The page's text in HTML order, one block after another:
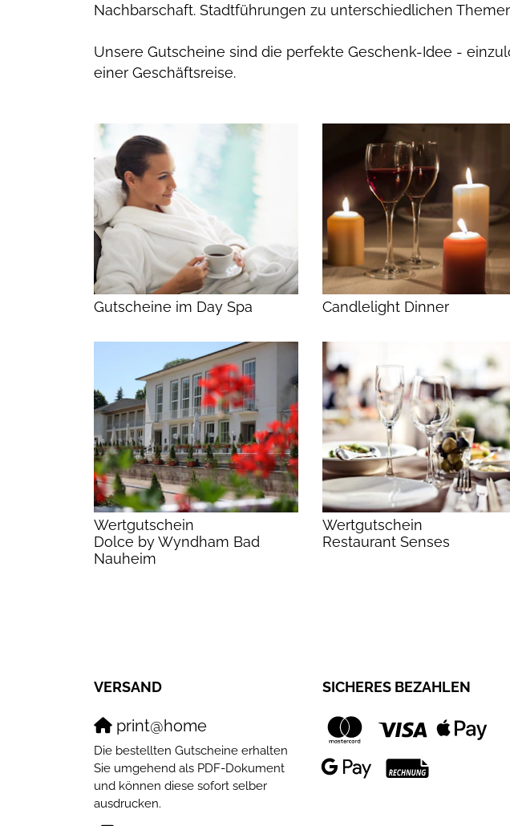
Nachbarschaft. Stadtführungen zu unterschiedlichen
Unsere Gutscheine sind die perfekte Geschenk-Idee -
einer Geschäftsreise.
Gutscheine im Day Spa Candlelight Dinner
Wertgutschein
Dolce by Wyndham Bad
Nauheim
Wertgutschein
Restaurant Senses
VERSAND
print@home
Die bestellten Gutscheine erhalten
Sie umgehend als PDF-Dokument
und können diese sofort selber
ausdrucken.
SICHERES BEZAHLEN